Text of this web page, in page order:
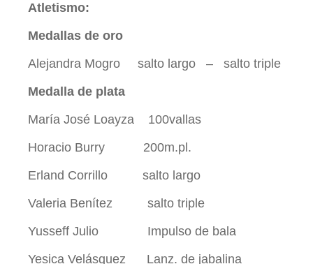
Atletismo:
Medallas de oro
Alejandra Mogro salto largo – salto triple
Medalla de plata
María José Loayza 100vallas
Horacio Burry 200m.pl.
Erland Corrillo salto largo
Valeria Benítez salto triple
Yusseff Julio Impulso de bala
Yesica Velásquez Lanz. de jabalina